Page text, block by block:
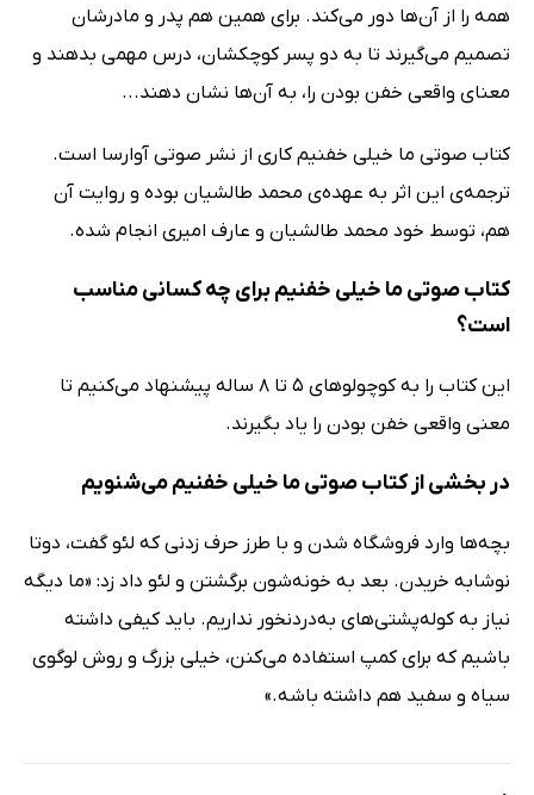
همه را از آن‌ها دور می‌کند. برای همین هم پدر و مادرشان
تصمیم می‌گیرند تا به دو پسر کوچکشان، درس مهمی بدهند و
معنای واقعی خفن بودن را، به آن‌ها نشان دهند...
کتاب صوتی ما خیلی خفنیم کاری از نشر صوتی آوارسا است.
ترجمه‌ی این اثر به عهده‌ی محمد طالشیان بوده و روایت آن
هم، توسط خود محمد طالشیان و عارف امیری انجام شده.
کتاب صوتی ما خیلی خفنیم برای چه کسانی مناسب
است؟
این کتاب را به کوچولوهای 5 تا 8 ساله پیشنهاد می‌کنیم تا
معنی واقعی خفن بودن را یاد بگیرند.
در بخشی از کتاب صوتی ما خیلی خفنیم می‌شنویم
بچه­‌ها وارد فروشگاه شدن و با طرز حرف ­زدنی که لئو گفت، دوتا
نوشابه خریدن. بعد به خونه‌شون برگشتن و لئو داد زد: «ما دیگه
نیاز به کوله‌­پشتی‌­های به‌دردنخور نداریم. باید کیفی داشته
باشیم که برای کمپ استفاده می‌­کنن، خیلی بزرگ و روش لوگوی
سیاه و سفید هم داشته باشه.»